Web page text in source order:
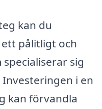
kan du
pålitligt och
sig
i en
kan förvandla